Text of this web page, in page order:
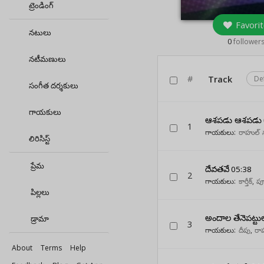
ట్రెండింగ్
నటులు
నటీమణులు
సంగీత దర్శకులు
గాయకులు
లిరిసిస్ట్
ప్రేమ
పిల్లలు
డ్రామా
About Terms
Help
0followers
# Track
1
ఆశపడు ఆశపడు
గాయకులు: రాహుల్
2
దేవతవే05:38
గాయకులు: కార్తీక్,
3
అందాల
గాయకులు: దీపు,